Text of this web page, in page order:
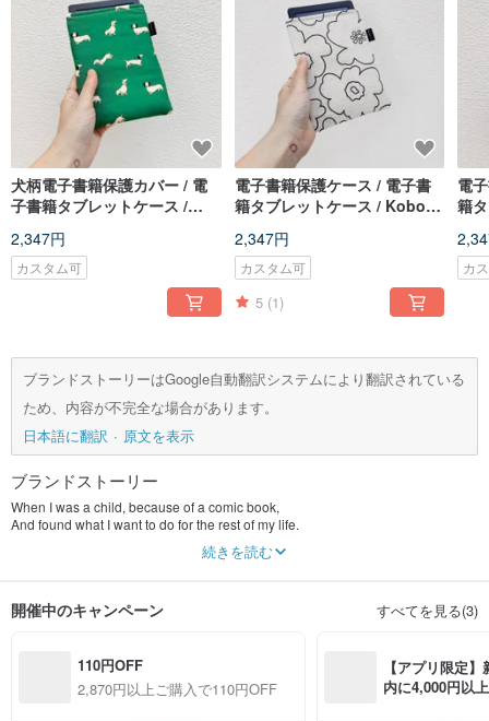
犬柄電子書籍保護カバー / 電
子書籍タブレットケース /
ブレット保護カバー / リーダ
ー
2,347円
カスタム可
電子書籍保護ケース / 電子書
籍タブレットケース / Kobo 6
ト保護ケース / リーダーケー
ス
2,347円
カスタム可
5 (1)
電
籍
ト
ス
カ
ブランドストーリーはGoogle自動翻訳システムにより翻訳されている
ため、内容が不完全な場合があります。
日本語に翻訳
原文を表示
ブランドストーリー
When I was a child, because of a comic book,
And found what I want to do for the rest of my life.
✄I'll make whatever comes to mind; new items will be added regularly.🤔
続きを読む
開催中のキャンペーン すべてを見る(3)
110円OFF
2,870円以上ご購入で110円OFF
【アプリ限定
内に4,000円以